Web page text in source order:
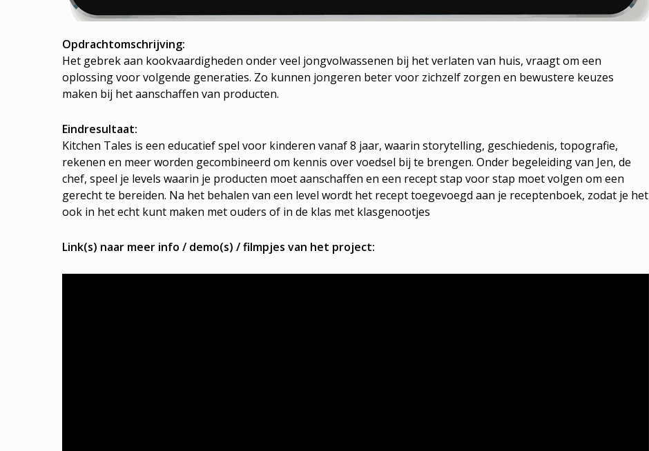
Opdrachtomschrijving:
Het gebrek aan kookvaardigheden onder veel jongvolwassenen bij het verlaten van huis, vraagt om een
oplossing voor volgende generaties. Zo kunnen jongeren beter voor zichzelf zorgen en bewustere keuzes
maken bij het aanschaffen van producten.
Eindresultaat:
Kitchen Tales is een educatief spel voor kinderen vanaf 8 jaar, waarin storytelling, geschiedenis, topografie,
rekenen en meer worden gecombineerd om kennis over voedsel bij te brengen. Onder begeleiding van Jen, de
chef, speel je levels waarin je producten moet aanschaffen en een recept stap voor stap moet volgen om een
gerecht te bereiden. Na het behalen van een level wordt het recept toegevoegd aan je receptenboek, zodat je het
ook in het echt kunt maken met ouders of in de klas met klasgenootjes
Link(s) naar meer info / demo(s) / filmpjes van het project: